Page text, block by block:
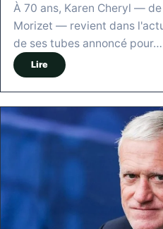
À 70 ans, Karen Cheryl —
Morizet — revient dans
de ses tubes annoncé pour…
Lire